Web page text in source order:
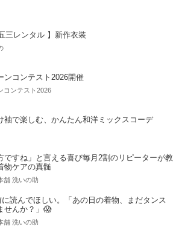
三レンタル 】新作衣装
ンコンテスト2026開催
コンテスト2026
袖で楽しむ、かんたん和洋ミックスコーデ
ですね」と言える喜び毎月2割のリピーターが教
物ケアの真髄
舗 洗いの助
読んでほしい。「あの日の着物、まだタンス
せんか？」😱
舗 洗いの助